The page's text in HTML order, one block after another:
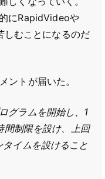
にRapidVideoや
むことになるのだ
ントが届いた。
グラムを開始し、1
間制限を設け、上回
イムを設けること